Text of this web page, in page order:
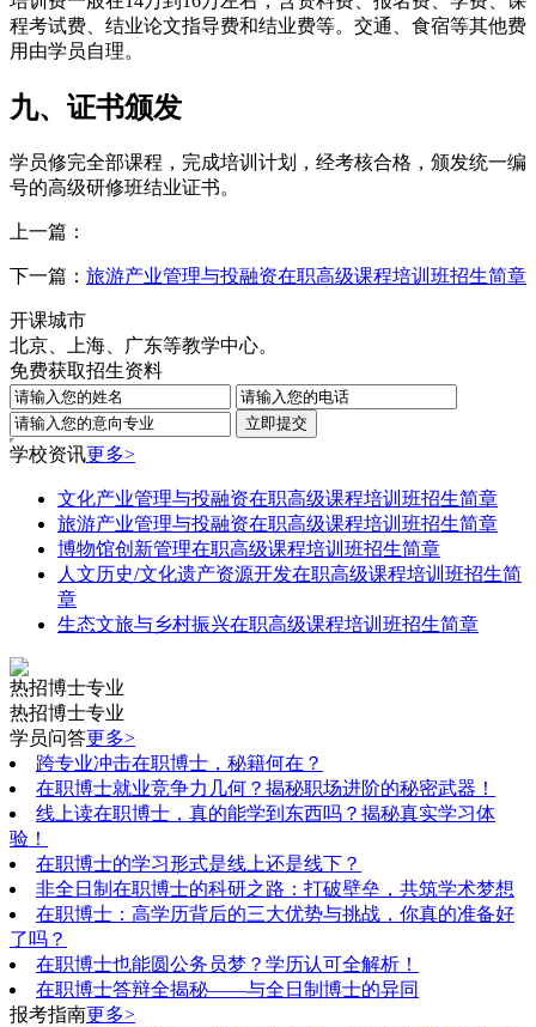
程考试费、结业论文指导费和结业费等。交通、食宿等其他费
用由学员自理。
九、证书颁发
学员修完全部课程，完成培训计划，经考核合格，颁发统一编
号的高级研修班结业证书。
上一篇：
下一篇： 旅游产业管理与投融资在职高级课程培训班招生简章
开课城市
北京、上海、广东等教学中心。
免费获取招生资料
学校资讯更多>
文化产业管理与投融资在职高级课程培训班招生简章
旅游产业管理与投融资在职高级课程培训班招生简章
博物馆创新管理在职高级课程培训班招生简章
人文历史/文化遗产资源开发在职高级课程培训班招生简
章
生态文旅与乡村振兴在职高级课程培训班招生简章
热招博士专业
热招博士专业
学员问答更多>
跨专业冲击在职博士，秘籍何在？
在职博士就业竞争力几何？揭秘职场进阶的秘密武器！
线上读在职博士，真的能学到东西吗？揭秘真实学习体
验！
在职博士的学习形式是线上还是线下？
非全日制在职博士的科研之路：打破壁垒，共筑学术梦想
在职博士：高学历背后的三大优势与挑战，你真的准备好
了吗？
在职博士也能圆公务员梦？学历认可全解析！
在职博士答辩全揭秘——与全日制博士的异同
报考指南更多>